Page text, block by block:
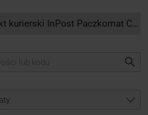
Wyszukaj punkt kurierski InPost Paczkomat Chelmiec